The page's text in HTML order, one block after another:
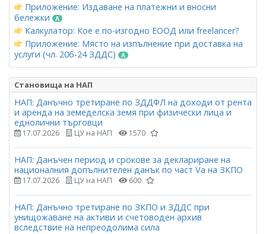
Приложение: Издаване на платежни и вносни
бележки
Калкулатор: Кое е по-изгодно ЕООД или freelancer?
Приложение: Място на изпълнение при доставка на
услуги (чл. 20б-24 ЗДДС)
Становища на НАП
НАП: Данъчно третиране по ЗДДФЛ на доходи от рента
и аренда на земеделска земя при физически лица и
еднолични търговци
17.07.2026 ЦУ на НАП 1570
НАП: Данъчен период и срокове за деклариране на
националния допълнителен данък по част Vа на ЗКПО
17.07.2026 ЦУ на НАП 600
НАП: Данъчно третиране по ЗКПО и ЗДДС при
унищожаване на активи и счетоводен архив
вследствие на непреодолима сила